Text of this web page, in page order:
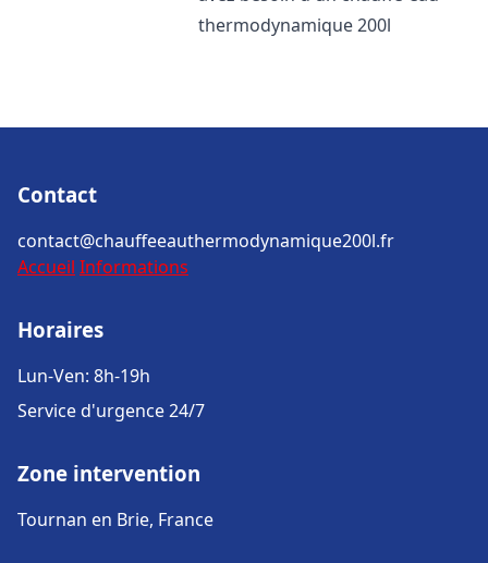
thermodynamique 200l
Contact
contact@chauffeeauthermodynamique200l.fr
Accueil Informations
Horaires
Lun-Ven: 8h-19h
Service d'urgence 24/7
Zone intervention
Tournan en Brie, France